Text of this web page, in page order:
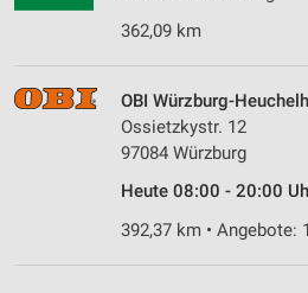
362,09 km
OBI Würzburg-
Ossietzkystr. 12
97084 Würzburg
Heute 08:00 - 20:00
392,37 km • Angebote:
Erstellung von Profilen für
Verwendung von Profilen zur
personalisierter Werbung
Erstellung von Profilen zur
von Inhalten
Verwendung von Profilen zur